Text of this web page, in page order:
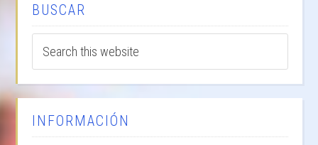
BUSCAR
INFORMACIÓN